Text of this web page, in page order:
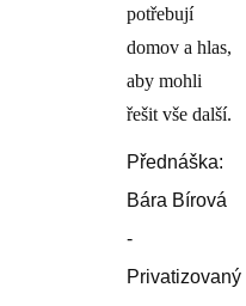
potřebují
domov a hlas,
aby mohli
řešit vše další.
Přednáška:
Bára Bírová
-
Privatizovaný